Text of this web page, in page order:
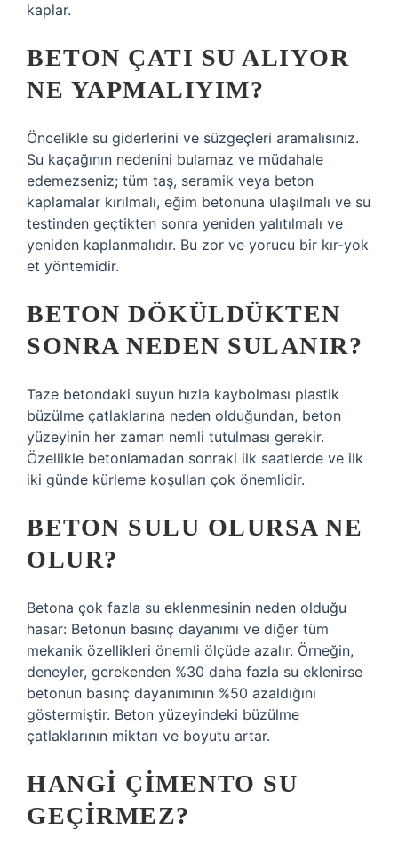
kaplar.
BETON ÇATI SU ALIYOR
NE YAPMALIYIM?
Öncelikle su giderlerini ve süzgeçleri aramalısınız.
Su kaçağının nedenini bulamaz ve müdahale
edemezseniz; tüm taş, seramik veya beton
kaplamalar kırılmalı, eğim betonuna ulaşılmalı ve su
testinden geçtikten sonra yeniden yalıtılmalı ve
yeniden kaplanmalıdır. Bu zor ve yorucu bir kır-yok
et yöntemidir.
BETON DÖKÜLDÜKTEN
SONRA NEDEN SULANIR?
Taze betondaki suyun hızla kaybolması plastik
büzülme çatlaklarına neden olduğundan, beton
yüzeyinin her zaman nemli tutulması gerekir.
Özellikle betonlamadan sonraki ilk saatlerde ve ilk
iki günde kürleme koşulları çok önemlidir.
BETON SULU OLURSA NE
OLUR?
Betona çok fazla su eklenmesinin neden olduğu
hasar: Betonun basınç dayanımı ve diğer tüm
mekanik özellikleri önemli ölçüde azalır. Örneğin,
deneyler, gerekenden %30 daha fazla su eklenirse
betonun basınç dayanımının %50 azaldığını
göstermiştir. Beton yüzeyindeki büzülme
çatlaklarının miktarı ve boyutu artar.
HANGI ÇIMENTO SU
GEÇIRMEZ?